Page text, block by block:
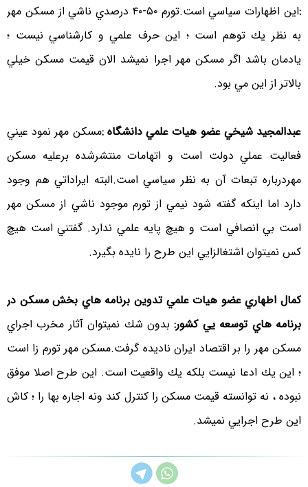
:
اين اظهارات سياسي است.تورم ۵۰-۴۰ درصدي ناشي از مسكن مهر
به نظر يك توهم است ؛ اين حرف علمي و كارشناسي نيست ؛
يادمان باشد اگر مسكن مهر اجرا نميشد الان قيمت مسكن خيلي
بالاتر از اين مي بود.
عبدالمجيد شيخي عضو هيات علمي دانشگاه :مسكن مهر نمود عيني
فعاليت عملي دولت است و اتهامات منتشرشده برعليه مسكن
مهردرباره تبعات آن به نظر سياسي است.البته ايراداتي هم وجود
دارد اما اينكه گفته شود نيمي از تورم موجود ناشي از مسكن مهر
است بي انصافي است و هيچ پايه علمي ندارد. گفتني است هيچ
كس نميتوان اشتغالزايي اين طرح را نايده بگيرد.
كمال اطهاري عضو هيات علمي تدوين برنامه هاي بخش مسکن در
برنامه هاي توسعه يي کشور: بدون شك نميتوان آثار مخرب اجراي
مسكن مهر را بر اقتصاد ايران ناديده گرفت.مسكن مهر تورم زا است
؛ اين يك ادعا نيست بلكه يك واقعيت است. اين طرح اصلا موفق
نبوده ، نه توانسته قيمت مسكن را كنترل كند ونه اجاره بها را ؛ كاش
اين طرح اجرايي نميشد.